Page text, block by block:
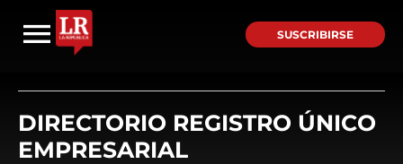
SUSCRIBIRSE
DIRECTORIO REGISTRO ÚNICO
EMPRESARIAL